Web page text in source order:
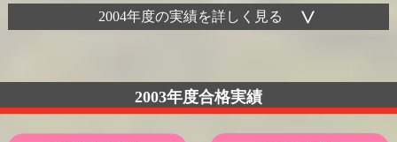
2004年度の実績を詳しく見る
2003年度合格実績